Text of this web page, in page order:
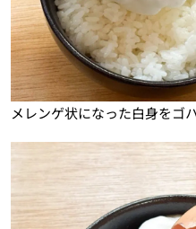
メレンゲ状になった白身をゴ